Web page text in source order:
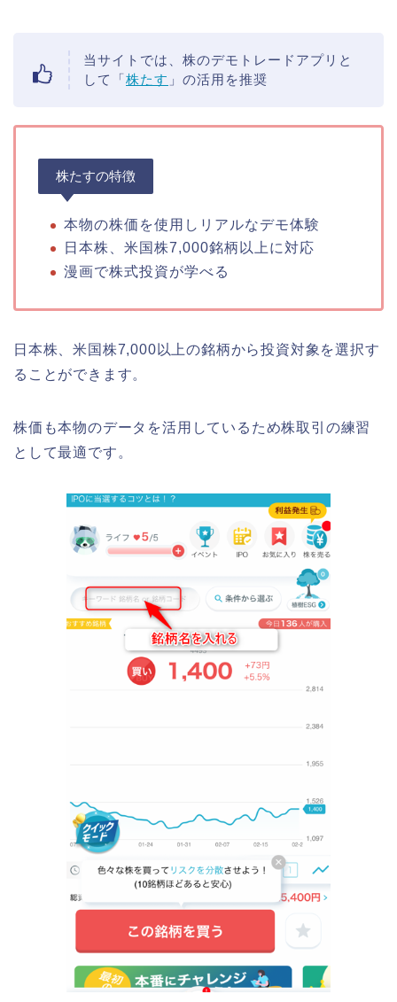
当サイトでは、株のデモトレードアプリと
して「株たす 」の活用を推奨
株たすの特徴
本物の株価を使用しリアルなデモ体験
日本株、米国株7,000銘柄以上に対応
漫画で株式投資が学べる
日本株、米国株7,000以上の銘柄から投資対象を選択す
ることができます。
株価も本物のデータを活用しているため株取引の練習
として最適です。